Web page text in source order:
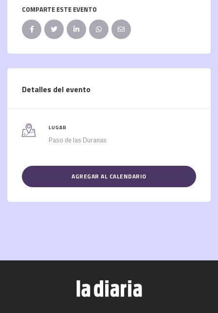
COMPARTE ESTE EVENTO
Detalles del evento
LUGAR
Paso de las Duranas
AGREGAR AL CALENDARIO